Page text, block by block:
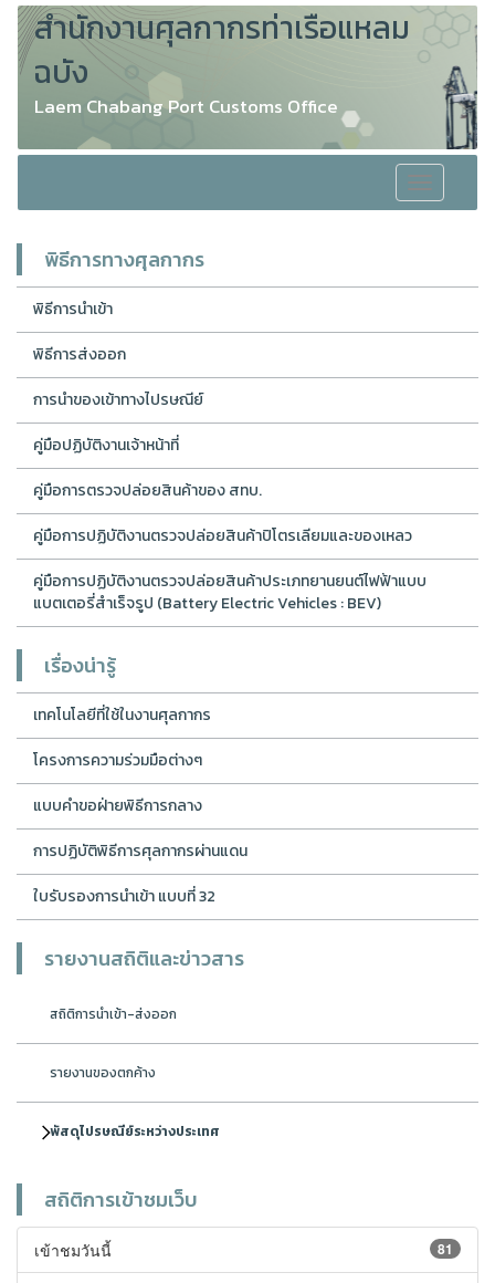
สำนักงานศุลกากรท่าเรือแหลม
ฉบัง
Laem Chabang Port Customs Office
Toggle
navigation
พิธีการทางศุลกากร
พิธีการนำเข้า
พิธีการส่งออก
การนำของเข้าทางไปรษณีย์
คู่มือปฏิบัติงานเจ้าหน้าที่
คู่มือการตรวจปล่อยสินค้าของ สทบ.
คู่มือการปฏิบัติงานตรวจปล่อยสินค้าปิโตรเลียมและของเหลว
คู่มือการปฏิบัติงานตรวจปล่อยสินค้าประเภทยานยนต์ไฟฟ้าแบบ
แบตเตอรี่สำเร็จรูป (Battery Electric Vehicles : BEV)
เรื่องน่ารู้
เทคโนโลยีที่ใช้ในงานศุลกากร
โครงการความร่วมมือต่างๆ
แบบคำขอฝ่ายพิธีการกลาง
การปฏิบัติพิธีการศุลกากรผ่านแดน
ใบรับรองการนำเข้า แบบที่ 32
รายงานสถิติและข่าวสาร
สถิติการนำเข้า-ส่งออก
รายงานของตกค้าง
พัสดุไปรษณีย์ระหว่างประเทศ
สถิติการเข้าชมเว็บ
81
เข้าชมวันนี้